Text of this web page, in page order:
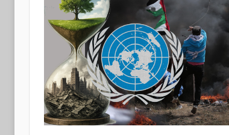
d
o
s
S
a
n
t
o